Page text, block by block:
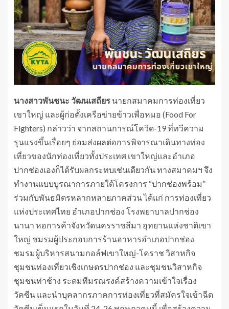
นางสาวพันชนะ วัฒนเสถียร นายกสมาคมการท่องเที่ยว
เขาใหญ่ และผู้ก่อตั้งเครือข่ายข้าวเพื่อหมอ (Food For
Fighters) กล่าวว่า จากสถานการณ์โควิด-19 ที่ทวีความ
รุนแรงขึ้นเรื่อยๆ ย่อมส่งผลต่อการพิจารณาเดินทางท่อง
เที่ยวของนักท่องเที่ยวทั้งประเทศ เขาใหญ่และอำเภอ
ปากช่องเองก็ได้รับผลกระทบเช่นเดียวกัน ทางสมาคมฯ จึง
ทำงานแบบบูรณาการภายใต้โครงการ “ปากช่องพร้อม”
ร่วมกับพันธมิตรหลากหลายภาคส่วน ได้แก่ การท่องเที่ยว
แห่งประเทศไทย อำเภอปากช่อง โรงพยาบาลปากช่อง
นานา หอการค้าจังหวัดนครราชสีมา อุทยานแห่งชาติเขา
ใหญ่ ชมรมผู้ประกอบการร้านอาหารอำเภอปากช่อง
ชมรมผู้บริหารสนามกอล์ฟเขาใหญ่-โคราช วิสาหกิจ
ชุมชนท่องเที่ยวเชิงเกษตรปากช่อง และชุมชนวิสาหกิจ
ชุมชนท่าช้าง ระดมทีมรณรงค์สร้างความเข้าใจเรื่อง
วัคซีน และนำบุคลากรภาคการท่องเที่ยวที่สมัครใจเข้าฉีด